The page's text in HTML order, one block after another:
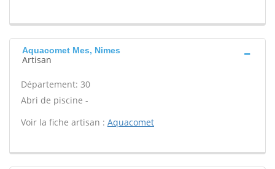
Aquacomet Mes, Nimes
Artisan
Département: 30
Abri de piscine -
Voir la fiche artisan : Aquacomet